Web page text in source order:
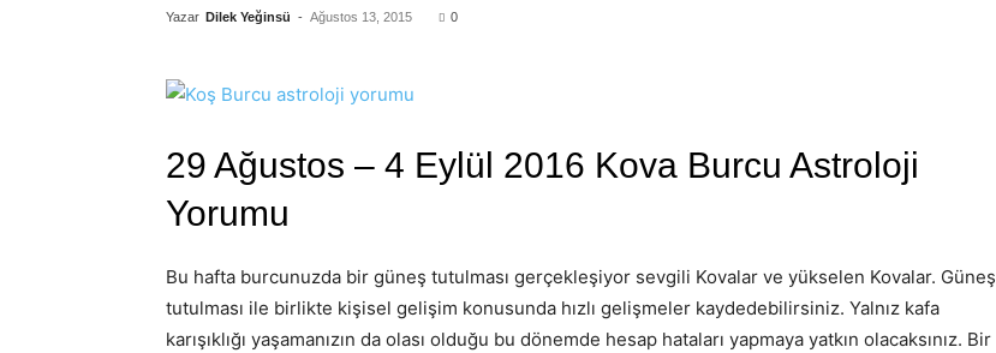
Yazar Dilek Yeğinsü - Ağustos 13, 2015 0
29 Ağustos – 4 Eylül 2016 Kova Burcu Astroloji
Yorumu
Bu hafta burcunuzda bir güneş tutulması gerçekleşiyor sevgili Kovalar ve yükselen Kovalar. Güneş
tutulması ile birlikte kişisel gelişim konusunda hızlı gelişmeler kaydedebilirsiniz. Yalnız kafa
karışıklığı yaşamanızın da olası olduğu bu dönemde hesap hataları yapmaya yatkın olacaksınız. Bir